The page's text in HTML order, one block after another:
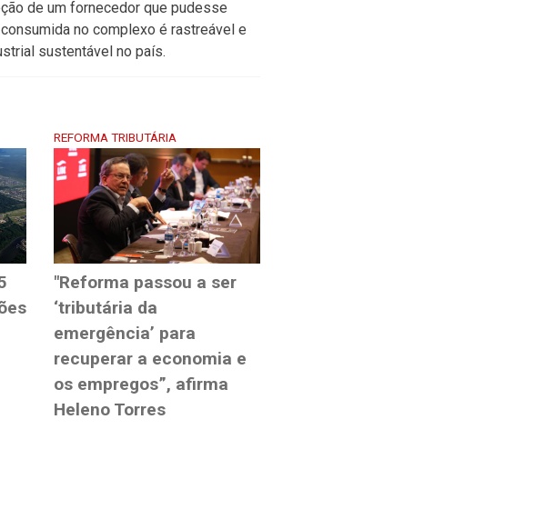
de um fornecedor que pudesse
no complexo é rastreável e
sustentável no país.
REFORMA TRIBUTÁRIA
"Reforma passou a ser
‘tributária da
emergência’ para
recuperar a economia e
os empregos”, afirma
Heleno Torres